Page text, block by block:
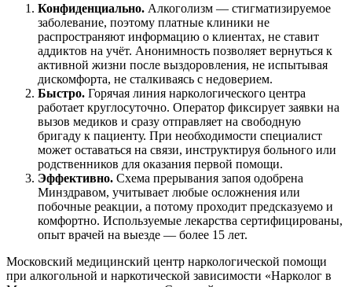
Конфиденциально. Алкоголизм — стигматизируемое
заболевание, поэтому платные клиники не
распространяют информацию о клиентах, не ставит
аддиктов на учёт. Анонимность позволяет вернуться к
активной жизни после выздоровления, не испытывая
дискомфорта, не сталкиваясь с недоверием.
Быстро. Горячая линия наркологического центра
работает круглосуточно. Оператор фиксирует заявки на
вызов медиков и сразу отправляет на свободную
бригаду к пациенту. При необходимости специалист
может оставаться на связи, инструктируя больного или
родственников для оказания первой помощи.
Эффективно. Схема прерывания запоя одобрена
Минздравом, учитывает любые осложнения или
побочные реакции, а потому проходит предсказуемо и
комфортно. Используемые лекарства сертифицированы,
опыт врачей на выезде — более 15 лет.
Московский медицинский центр наркологической помощи
при алкогольной и наркотической зависимости «Нарколог в